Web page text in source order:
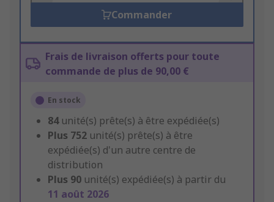
Commander
Frais de livraison offerts pour toute
commande de plus de 90,00 €
En stock
84 unité(s) prête(s) à être expédiée(s)
Plus 752 unité(s) prête(s) à être
expédiée(s) d'un autre centre de
distribution
Plus 90 unité(s) expédiée(s) à partir du
11 août 2026